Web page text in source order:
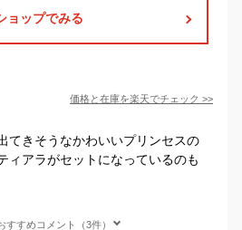
ョップでみる
価格と在庫を楽天でチェック >>
てきそうなかわいいプリンセスの
ィアラがセットになっているのも
すすめコメント（3件）